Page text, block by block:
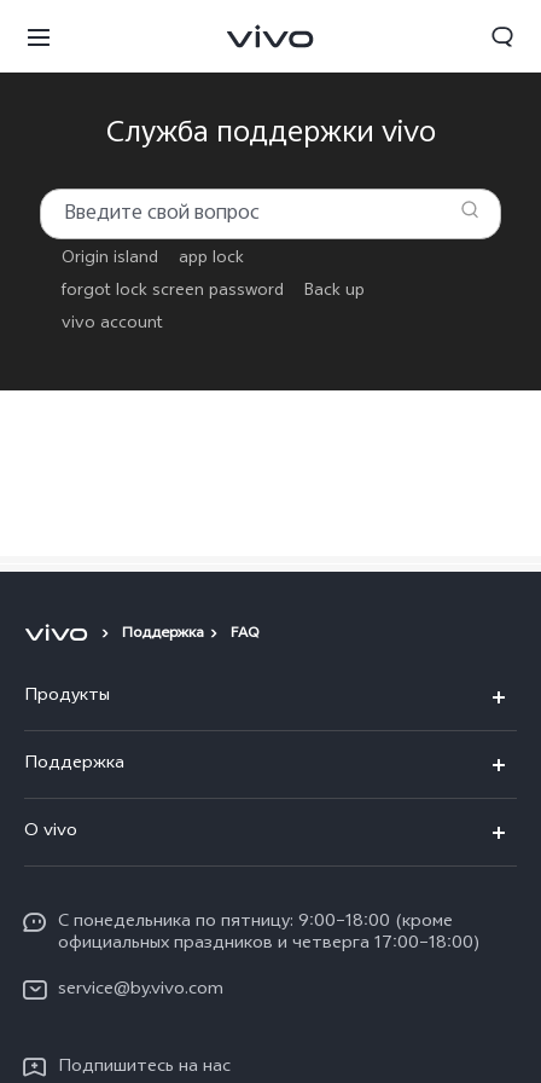
Служба поддержки vivo
Origin island
app lock
forgot lock screen password
Back up
vivo account
Поддержка FAQ
Продукты
V30 5G
V30 Lite
Y17s
Y18
Поддержка
Сервисный центр
Funtouch OS
IMEI аутентификация
Обновление системы
Инструкции по гарантии vivo
O vivo
Карьера в vivo
Юридическая информация
Центр конфиденциальности vivo
С понедельника по пятницу: 9:00–18:00 (кроме
официальных праздников и четверга 17:00–18:00)
service@by.vivo.com
Подпишитесь на нас